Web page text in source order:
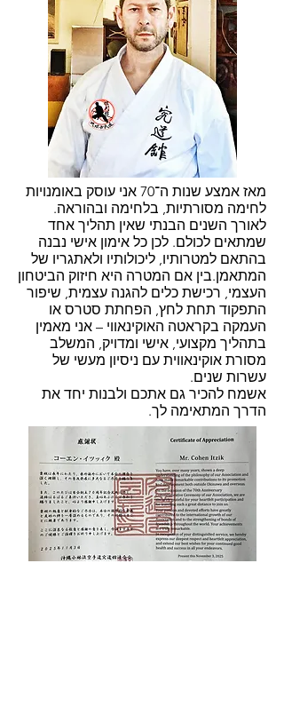
מאז אמצע שנות ה־70 אני עוסק באומנויות
לחימה מסורתיות, בלחימה ובהוראה.
לאורך השנים הבנתי שאין תהליך אחד
שמתאים לכולם. לכן כל אימון אישי נבנה
בהתאם למטרותיו, ליכולותיו ולאתגריו של
המתאמן.בין אם המטרה היא חיזוק הביטחון
העצמי, רכישת כלים להגנה עצמית, שיפור
התפקוד תחת לחץ, הפחתת סטרס או
העמקה בקראטה האוקינאווי – אני מאמין
בתהליך מקצועי, אישי ומדויק, המשלב
מסורת אוקינאווית עם ניסיון מעשי של
עשרות שנים.
אשמח להכיר גם אתכם ולבנות יחד את
הדרך המתאימה לך.